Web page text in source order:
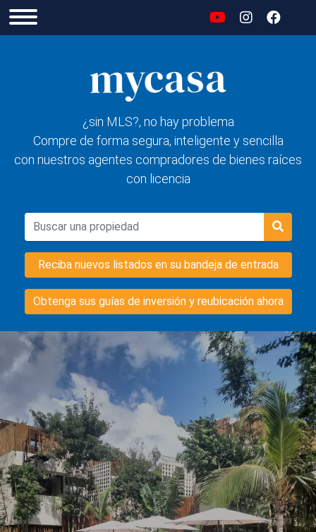
¿sin MLS?, no hay problema
Compre de forma segura, inteligente y sencilla
con nuestros agentes compradores de bienes raíces
con licencia
Reciba nuevos listados en su bandeja de entrada
Obtenga sus guías de inversión y reubicación ahora